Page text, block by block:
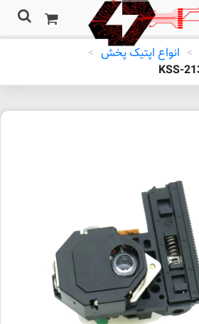
> انواع اپتیک پخش >